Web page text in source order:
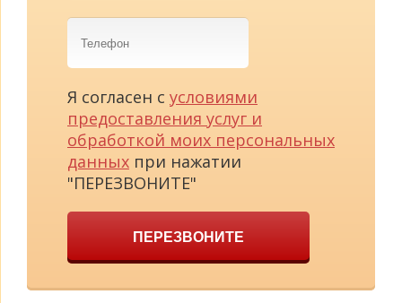
Телефон
Я согласен с условиями
предоставления услуг и
обработкой моих персональных
данных при нажатии
"ПЕРЕЗВОНИТЕ"
ПЕРЕЗВОНИТЕ